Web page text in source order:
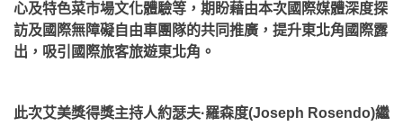
心及特色菜市場文化體驗等，期盼藉由本次國際媒體深度探
訪及國際無障礙自由車團隊的共同推廣，提升東北角國際露
出，吸引國際旅客旅遊東北角。
此次艾美獎得獎主持人約瑟夫·羅森度(Joseph Rosendo)繼